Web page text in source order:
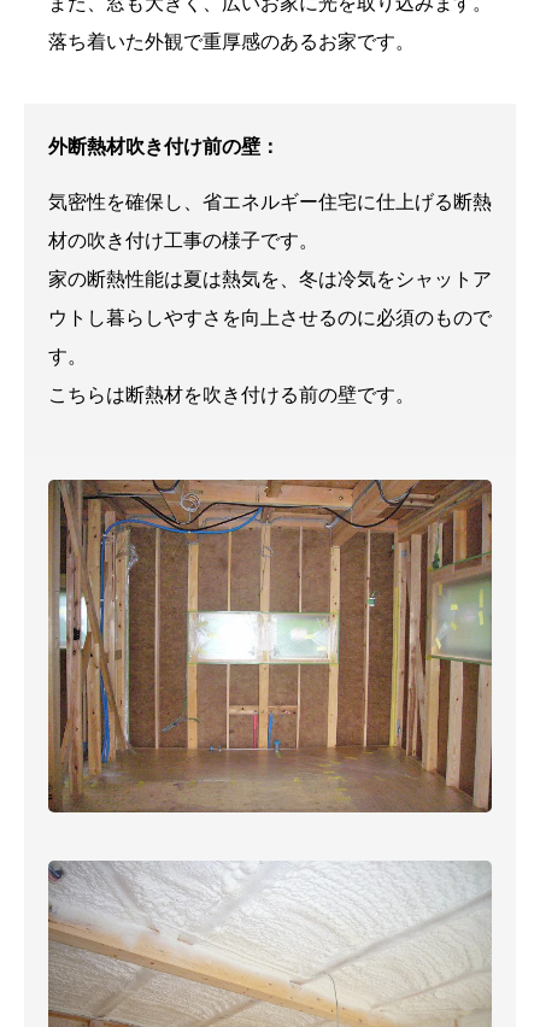
落ち着いた外観で重厚感のあるお家です。
外断熱材吹き付け前の壁：
気密性を確保し、省エネルギー住宅に仕上げる断熱
材の吹き付け工事の様子です。
家の断熱性能は夏は熱気を、冬は冷気をシャットア
ウトし暮らしやすさを向上させるのに必須のもので
す。
こちらは断熱材を吹き付ける前の壁です。